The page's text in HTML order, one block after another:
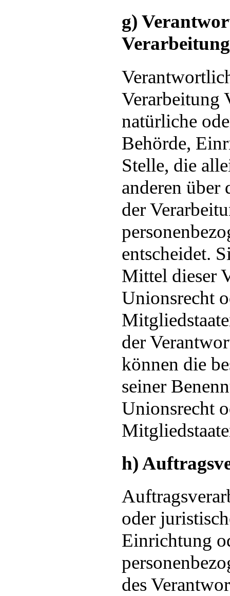
g)
Verarbeitung
natürliche
Behörde,
Stelle, die
anderen
der
entscheidet.
Mittel dieser
Unionsrecht
der
können die
seiner
Unionsrecht
h)
oder
Einrichtung
des